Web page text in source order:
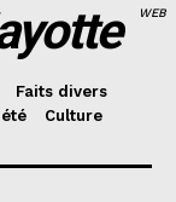
WEB
Faits divers
Culture